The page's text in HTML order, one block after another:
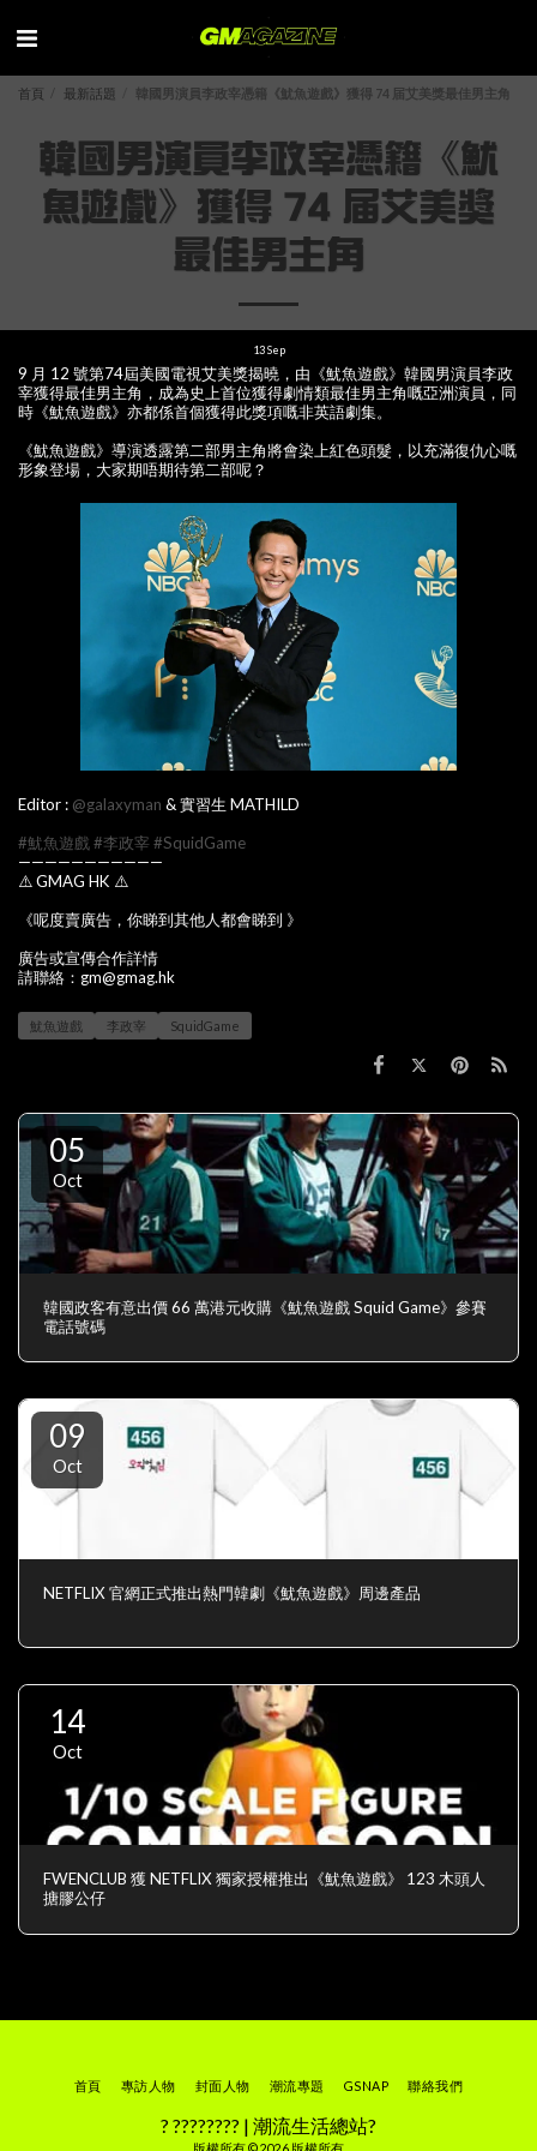
首頁 最新話題 韓國男演員李政宰憑籍《魷魚遊戲》獲得 74 届艾美獎最佳男主角
韓國男演員李政宰憑籍《魷
魚遊戲》獲得 74 届艾美獎
最佳男主角
13Sep
9 月 12 號第74屆美國電視艾美獎揭曉，由《魷魚遊戲》韓國男演員李政
宰獲得最佳男主角，成為史上首位獲得劇情類最佳男主角嘅亞洲演員，同
時《魷魚遊戲》亦都係首個獲得此獎項嘅非英語劇集。
《魷魚遊戲》導演透露第二部男主角將會染上紅色頭髮，以充滿復仇心嘅
形象登場，大家期唔期待第二部呢？
Editor : @galaxyman & 實習生 MATHILD
#魷魚遊戲#李政宰#SquidGame
———————————
⚠️ GMAG HK ⚠️
《呢度賣廣告，你睇到其他人都會睇到 》
廣告或宣傳合作詳情
請聯絡：gm@gmag.hk
魷魚遊戲 李政宰 SquidGame
05
Oct
韓國政客有意出價 66 萬港元收購《魷魚遊戲 Squid Game》參賽
電話號碼
09
Oct
NETFLIX 官網正式推出熱門韓劇《魷魚遊戲》周邊產品
14
Oct
FWENCLUB 獲 NETFLIX 獨家授權推出《魷魚遊戲》 123 木頭人
搪膠公仔
? ???????? | 潮流生活總站?
首頁 專訪人物 封面人物 潮流專題 GSNAP 聯絡我們